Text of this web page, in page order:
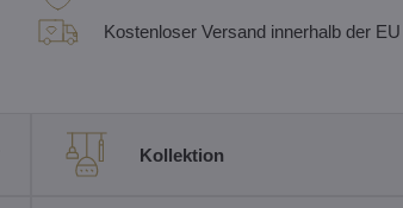
Kostenloser Versand innerhalb der EU
Kollektion